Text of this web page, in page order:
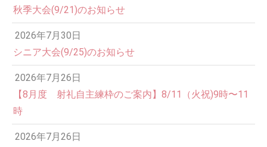
秋季大会(9/21)のお知らせ
2026年7月30日
シニア大会(9/25)のお知らせ
2026年7月26日
【8月度 射礼自主練枠のご案内】8/11（火祝)9時〜11
時
2026年7月26日
12:00 AM
1:00 AM